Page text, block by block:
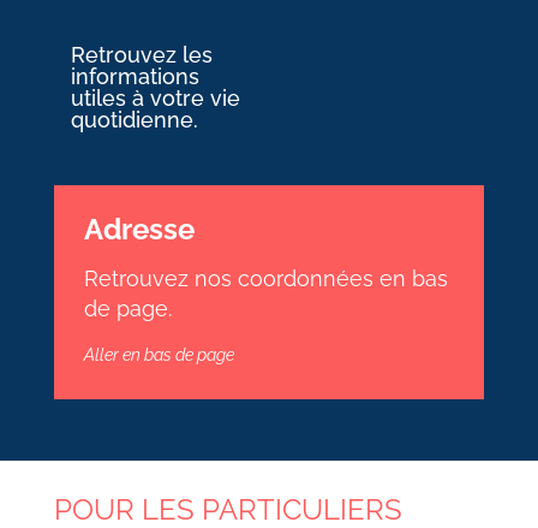
Retrouvez les
informations
utiles à votre vie
quotidienne.
Adresse
Retrouvez nos coordonnées en bas
de page.
Aller en bas de page
POUR LES PARTICULIERS